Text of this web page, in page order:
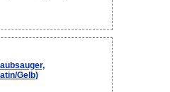
Gelb)